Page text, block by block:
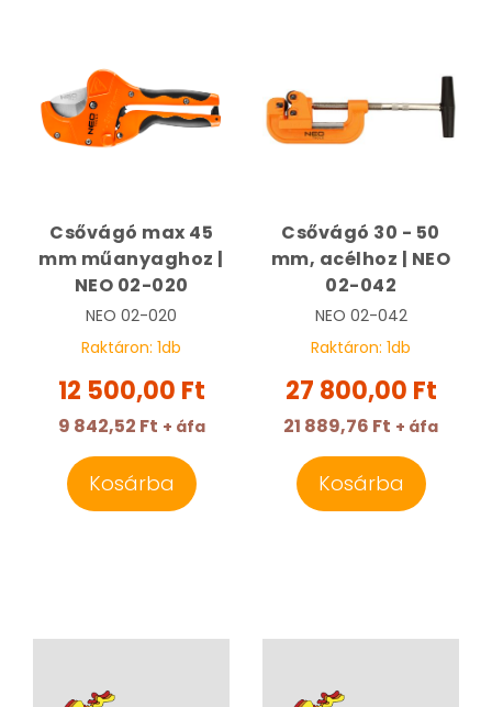
Csővágó max 45
mm műanyaghoz |
NEO 02-020
NEO 02-020
Raktáron: 1db
12 500,00 Ft
9 842,52 Ft + áfa
Kosárba
Csővágó 30 - 50
mm, acélhoz | NEO
02-042
NEO 02-042
Raktáron: 1db
27 800,00 Ft
21 889,76 Ft + áfa
Kosárba